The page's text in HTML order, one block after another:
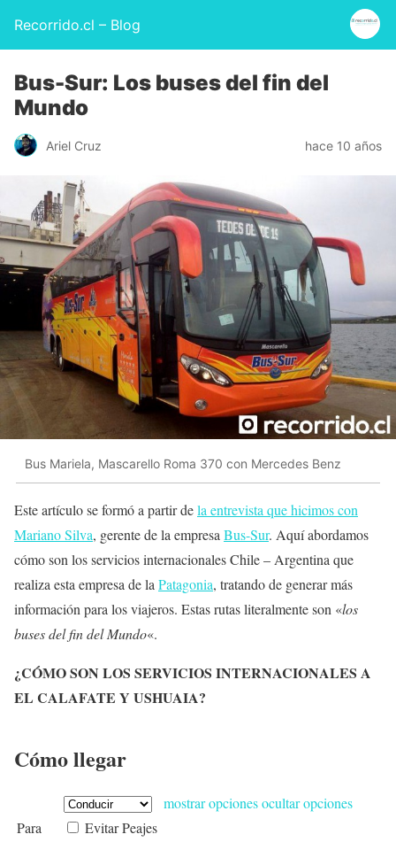
Recorrido.cl – Blog
Bus-Sur: Los buses del fin del
Mundo
Ariel Cruz hace 10 años
Bus Mariela, Mascarello Roma 370 con Mercedes Benz
Este artículo se formó a partir dela entrevista que hicimos con
Mariano Silva, gerente de la empresa Bus-Sur. Aquí abordamos
cómo son los servicios internacionales Chile – Argentina que
realiza esta empresa de la Patagonia, tratando de generar más
información para los viajeros. Estas rutas literalmente son «los
buses del fin del Mundo«.
¿CÓMO SON LOS SERVICIOS INTERNACIONALES A
EL CALAFATE Y USHUAIA?
Cómo llegar
Para
mostrar opcionesocultar opciones
Evitar Peajes